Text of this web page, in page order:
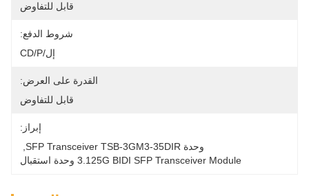
قابل للتفاوض
شروط الدفع:
إل/CD/P
القدرة على العرض:
قابل للتفاوض
إبراز:
وحدة SFP Transceiver TSB-3GM3-35DIR
3.125G BIDI SFP Transceiver Module وحدة استقبال